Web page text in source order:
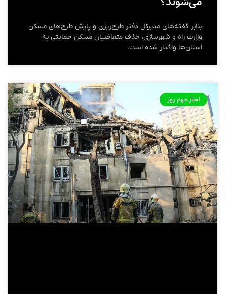
بنابر گفته‌های مدیرکل دفتر طرح‌ریزی و پایش طرح‌های مسکن
وزارت راه و شهرسازی، حذف متقاضیان مسکن حمایتی به
استان‌ها واگذار شده است.
اخبار مهم روز